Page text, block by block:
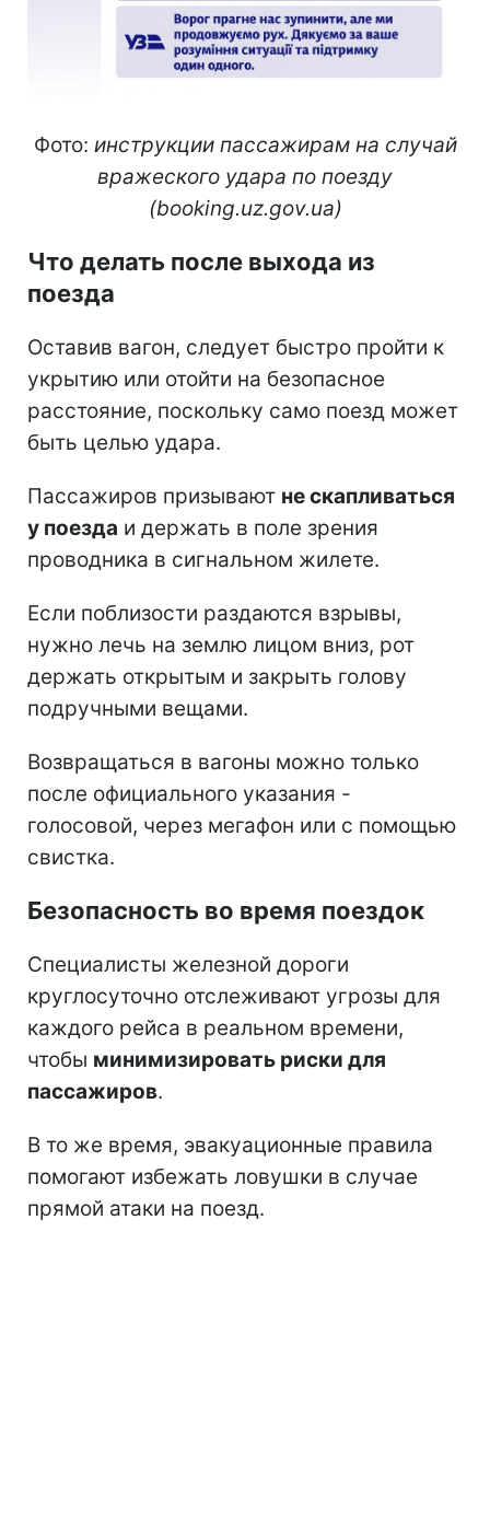
Фото: инструкции пассажирам на случай
вражеского удара по поезду
(booking.uz.gov.ua)
Что делать после выхода из
поезда
Оставив вагон, следует быстро пройти к
укрытию или отойти на безопасное
расстояние, поскольку само поезд может
быть целью удара.
Пассажиров призывают не скапливаться
у поезда и держать в поле зрения
проводника в сигнальном жилете.
Если поблизости раздаются взрывы,
нужно лечь на землю лицом вниз, рот
держать открытым и закрыть голову
подручными вещами.
Возвращаться в вагоны можно только
после официального указания -
голосовой, через мегафон или с помощью
свистка.
Безопасность во время поездок
Специалисты железной дороги
круглосуточно отслеживают угрозы для
каждого рейса в реальном времени,
чтобы минимизировать риски для
пассажиров.
В то же время, эвакуационные правила
помогают избежать ловушки в случае
прямой атаки на поезд.